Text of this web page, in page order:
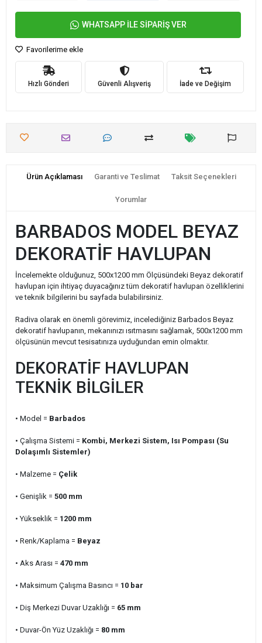
WHATSAPP İLE SİPARİŞ VER
Favorilerime ekle
Hızlı Gönderi Güvenli Alışveriş İade ve Değişim
Ürün Açıklaması Garanti ve Teslimat Taksit Seçenekleri
Yorumlar
BARBADOS MODEL BEYAZ
DEKORATİF HAVLUPAN
İncelemekte olduğunuz, 500x1200 mm Ölçüsündeki Beyaz dekoratif
havlupan için ihtiyaç duyacağınız tüm dekoratif havlupan özelliklerini
ve teknik bilgilerini bu sayfada bulabilirsiniz.
Radiva olarak en önemli görevimiz, incelediğiniz Barbados Beyaz
dekoratif havlupanın, mekanınızı ısıtmasını sağlamak, 500x1200 mm
ölçüsünün mevcut tesisatınıza uyduğundan emin olmaktır.
DEKORATİF HAVLUPAN
TEKNİK BİLGİLER
• Model = Barbados
• Çalışma Sistemi = Kombi, Merkezi Sistem, Isı Pompası (Su
Dolaşımlı Sistemler)
• Malzeme = Çelik
• Genişlik = 500 mm
• Yükseklik = 1200 mm
• Renk/Kaplama = Beyaz
• Aks Arası = 470 mm
• Maksimum Çalışma Basıncı = 10 bar
• Diş Merkezi Duvar Uzaklığı = 65 mm
• Duvar-Ön Yüz Uzaklığı = 80 mm